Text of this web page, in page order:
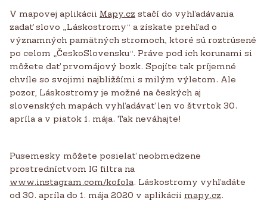
V mapovej aplikácii Mapy.cz stačí do vyhľadávania
zadať slovo „Láskostromy“ a získate prehľad o
významných pamätných stromoch, ktoré sú roztrúsené
po celom „ČeskoSlovensku“. Práve pod ich korunami si
môžete dať prvomájový bozk. Spojíte tak príjemné
chvíle so svojimi najbližšími s milým výletom. Ale
pozor, Láskostromy je možné na českých aj
slovenských mapách vyhľadávať len vo štvrtok 30.
apríla a v piatok 1. mája. Tak neváhajte!
Pusemesky môžete posielať neobmedzene
prostredníctvom IG filtra na
www.instagram.com/kofola. Láskostromy vyhľadáte
od 30. apríla do 1. mája 2020 v aplikácii mapy.cz.